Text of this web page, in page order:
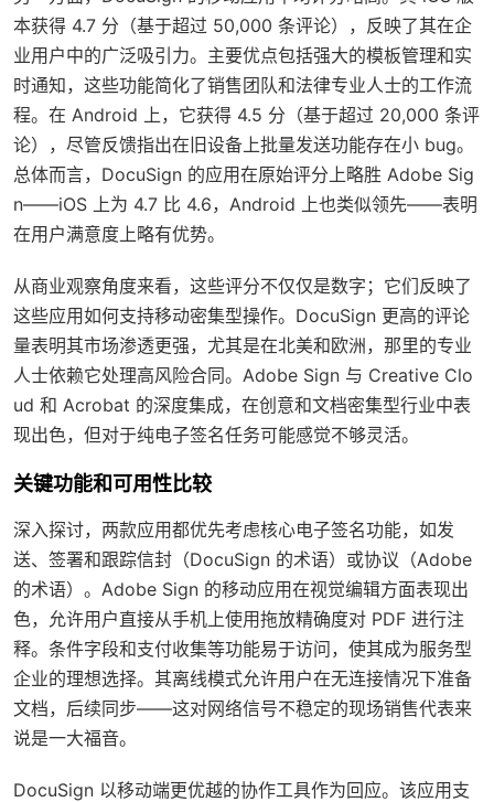
本获得 4.7 分（基于超过 50,000 条评论），反映了其在企
业用户中的广泛吸引力。主要优点包括强大的模板管理和实
时通知，这些功能简化了销售团队和法律专业人士的工作流
程。在 Android 上，它获得 4.5 分（基于超过 20,000 条评
论），尽管反馈指出在旧设备上批量发送功能存在小 bug。
总体而言，DocuSign 的应用在原始评分上略胜 Adobe Sig
n——iOS 上为 4.7 比 4.6，Android 上也类似领先——表明
在用户满意度上略有优势。
从商业观察角度来看，这些评分不仅仅是数字；它们反映了
这些应用如何支持移动密集型操作。DocuSign 更高的评论
量表明其市场渗透更强，尤其是在北美和欧洲，那里的专业
人士依赖它处理高风险合同。Adobe Sign 与 Creative Clo
ud 和 Acrobat 的深度集成，在创意和文档密集型行业中表
现出色，但对于纯电子签名任务可能感觉不够灵活。
关键功能和可用性比较
深入探讨，两款应用都优先考虑核心电子签名功能，如发
送、签署和跟踪信封（DocuSign 的术语）或协议（Adobe
的术语）。Adobe Sign 的移动应用在视觉编辑方面表现出
色，允许用户直接从手机上使用拖放精确度对 PDF 进行注
释。条件字段和支付收集等功能易于访问，使其成为服务型
企业的理想选择。其离线模式允许用户在无连接情况下准备
文档，后续同步——这对网络信号不稳定的现场销售代表来
说是一大福音。
DocuSign 以移动端更优越的协作工具作为回应。该应用支